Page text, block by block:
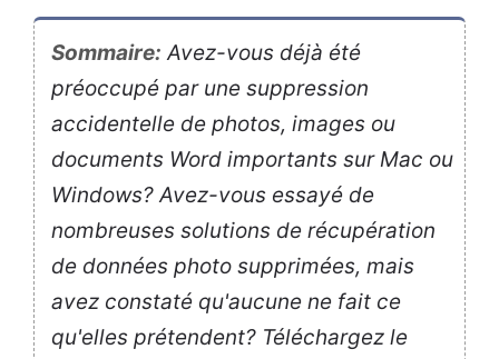
Sommaire: Avez-vous déjà été
préoccupé par une suppression
accidentelle de photos, images ou
documents Word importants sur Mac ou
Windows? Avez-vous essayé de
nombreuses solutions de récupération
de données photo supprimées, mais
avez constaté qu'aucune ne fait ce
qu'elles prétendent? Téléchargez le